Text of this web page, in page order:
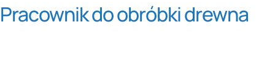
Pracownik do obróbki drewna